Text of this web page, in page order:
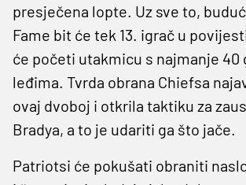
presječena lopte. Uz sve to,
Fame bit će tek 13. igrač u
će početi utakmicu s najmanje 40
leđima. Tvrda obrana Chiefsa
ovaj dvoboj i otkrila taktiku za
Bradya, a to je udariti ga što jače.
Patriotsi će pokušati obraniti